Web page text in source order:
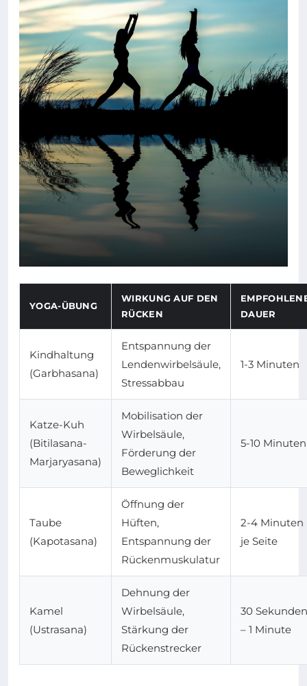
YOGA-ÜBUNG
WIRKUNG AUF DEN
RÜCKEN
DAUER
Kindhaltung
(Garbhasana)
Entspannung der
Lendenwirbelsäule,
Stressabbau
1-3 Minuten
Katze-Kuh
(Bitilasana-
Marjaryasana)
Mobilisation der
Wirbelsäule,
Förderung der
Beweglichkeit
5-10 Minuten
Taube
(Kapotasana)
Öffnung der
Hüften,
Entspannung der
Rückenmuskulatur
2-4 Minuten
je Seite
Kamel
(Ustrasana)
Dehnung der
Wirbelsäule,
Stärkung der
Rückenstrecker
30 Sekunden
– 1 Minute